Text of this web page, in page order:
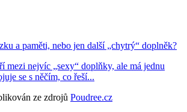
a paměti, nebo jen další „chytrý“ doplněk?
mezi nejvíc „sexy“ doplňky, ale má jednu
se s něčím, co řeší...
ze zdrojů Poudree.cz